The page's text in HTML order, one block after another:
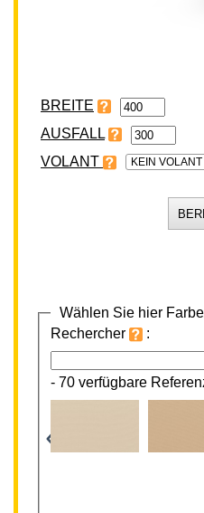
BREITE
VOLANT KEIN VOLANT
Wählen Sie hier
Rechercher
:
- 70 verfügbare
‹